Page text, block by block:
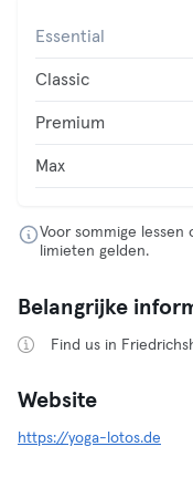
Essential
Classic
Premium
Max
Voor sommige
limieten gelden.
Belangrijke
Find us in
Website
https://yoga-lotos.de